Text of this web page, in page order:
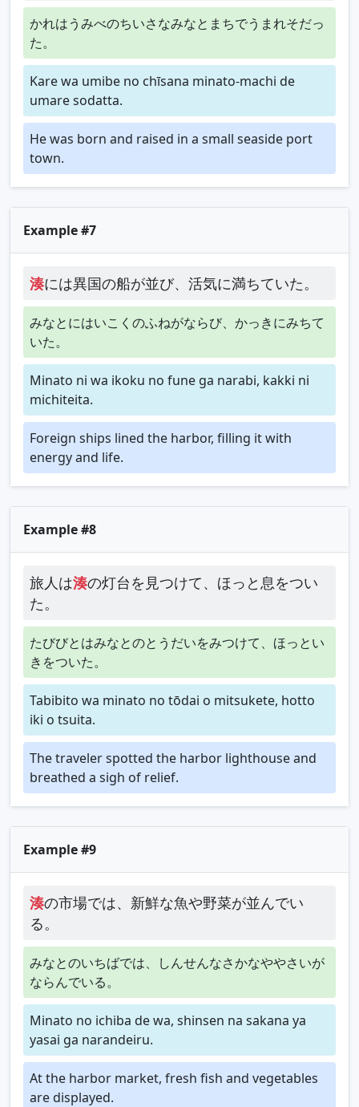
かれはうみべのちいさなみなとまちでうまれそだっ
た。
Kare wa umibe no chīsana minato-machi de
umare sodatta.
He was born and raised in a small seaside port
town.
Example #7
湊には異国の船が並び、活気に満ちていた。
みなとにはいこくのふねがならび、かっきにみちて
いた。
Minato ni wa ikoku no fune ga narabi, kakki ni
michiteita.
Foreign ships lined the harbor, filling it with
energy and life.
Example #8
旅人は湊の灯台を見つけて、ほっと息をつい
た。
たびびとはみなとのとうだいをみつけて、ほっとい
きをついた。
Tabibito wa minato no tōdai o mitsukete, hotto
iki o tsuita.
The traveler spotted the harbor lighthouse and
breathed a sigh of relief.
Example #9
湊の市場では、新鮮な魚や野菜が並んでい
る。
みなとのいちばでは、しんせんなさかなややさいが
ならんでいる。
Minato no ichiba de wa, shinsen na sakana ya
yasai ga narandeiru.
At the harbor market, fresh fish and vegetables
are displayed.